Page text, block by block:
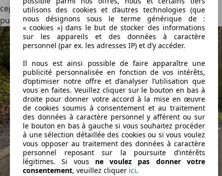
cependant, on s'en tient à deux batteries LFP et deux
puissances.
utilisons des cookies et d’autres technologies (que
nous désignons sous le terme générique de :
« cookies ») dans le but de stocker des informations
sur les appareils et des données à caractère
personnel (par ex. les adresses IP) et d’y accéder.
Il nous est ainsi possible de faire apparaître une
publicité personnalisée en fonction de vos intérêts,
d’optimiser notre offre et d’analyser l’utilisation que
vous en faites. Veuillez cliquer sur le bouton en bas à
droite pour donner votre accord à la mise en œuvre
de cookies soumis à consentement et au traitement
des données à caractère personnel y afférent ou sur
le bouton en bas à gauche si vous souhaitez procéder
à une sélection détaillée des cookies ou si vous voulez
vous opposer au traitement des données à caractère
personnel reposant sur la poursuite d’intérêts
légitimes. Si vous ne voulez pas donner votre
consentement, veuillez cliquer ici.